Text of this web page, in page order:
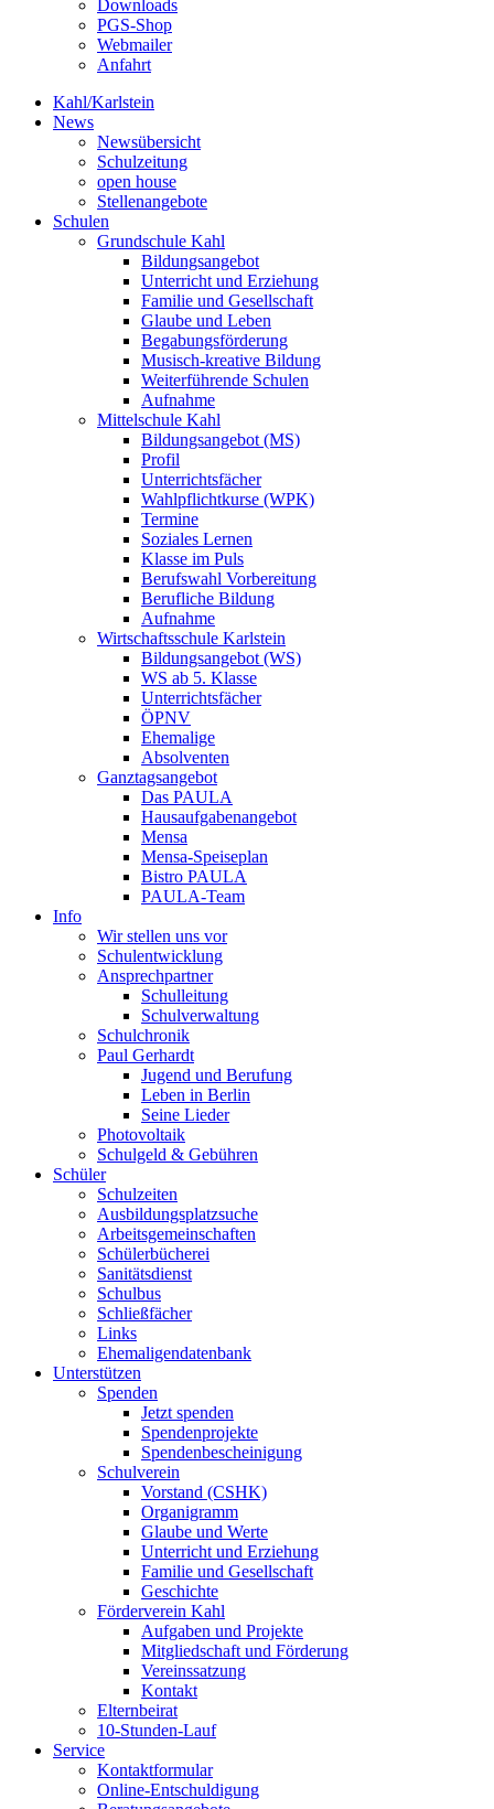
Downloads
PGS-Shop
Webmailer
Anfahrt
Kahl/Karlstein
News
Newsübersicht
Schulzeitung
open house
Stellenangebote
Schulen
Grundschule Kahl
Bildungsangebot
Unterricht und Erziehung
Familie und Gesellschaft
Glaube und Leben
Begabungsförderung
Musisch-kreative Bildung
Weiterführende Schulen
Aufnahme
Mittelschule Kahl
Bildungsangebot (MS)
Profil
Unterrichtsfächer
Wahlpflichtkurse (WPK)
Termine
Soziales Lernen
Klasse im Puls
Berufswahl Vorbereitung
Berufliche Bildung
Aufnahme
Wirtschaftsschule Karlstein
Bildungsangebot (WS)
WS ab 5. Klasse
Unterrichtsfächer
ÖPNV
Ehemalige
Absolventen
Ganztagsangebot
Das PAULA
Hausaufgabenangebot
Mensa
Mensa-Speiseplan
Bistro PAULA
PAULA-Team
Info
Wir stellen uns vor
Schulentwicklung
Ansprechpartner
Schulleitung
Schulverwaltung
Schulchronik
Paul Gerhardt
Jugend und Berufung
Leben in Berlin
Seine Lieder
Photovoltaik
Schulgeld & Gebühren
Schüler
Schulzeiten
Ausbildungsplatzsuche
Arbeitsgemeinschaften
Schülerbücherei
Sanitätsdienst
Schulbus
Schließfächer
Links
Ehemaligendatenbank
Unterstützen
Spenden
Jetzt spenden
Spendenprojekte
Spendenbescheinigung
Schulverein
Vorstand (CSHK)
Organigramm
Glaube und Werte
Unterricht und Erziehung
Familie und Gesellschaft
Geschichte
Förderverein Kahl
Aufgaben und Projekte
Mitgliedschaft und Förderung
Vereinssatzung
Kontakt
Elternbeirat
10-Stunden-Lauf
Service
Kontaktformular
Online-Entschuldigung